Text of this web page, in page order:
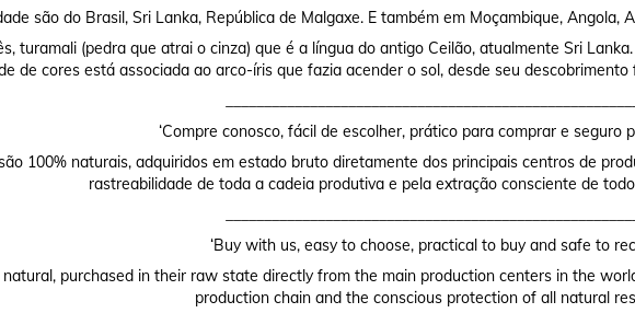
são do Brasil, Sri Lanka, República de Malgaxe. E também em Moçambique, Angola,
turamali (pedra que atrai o cinza) que é a língua do antigo Ceilão, atualmente Sri
de cores está associada ao arco-íris que fazia acender o sol, desde seu
‘Compre conosco, fácil de escolher, prático para comprar e seguro
100% naturais, adquiridos em estado bruto diretamente dos principais centros de
rastreabilidade de toda a cadeia produtiva e pela extração consciente de
‘Buy with us, easy to choose, practical to buy and safe to
purchased in their raw state directly from the main production centers in the
production chain and the conscious protection of all natural